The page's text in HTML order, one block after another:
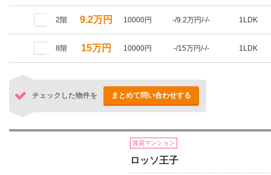
2階 9.2万円 10000円 -/9.2万円/-/- 1LDK
8階 15万円 10000円 -/15万円/-/- 1LDK
チェックした物件を まとめて問い合わせする
賃貸マンション
ロッソ王子